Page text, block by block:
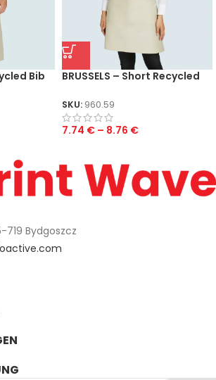
Bib
BRUSSELS – Short Recycled
SKU: 960.59
7.74 € – 8.76 €
719 Bydgoszcz